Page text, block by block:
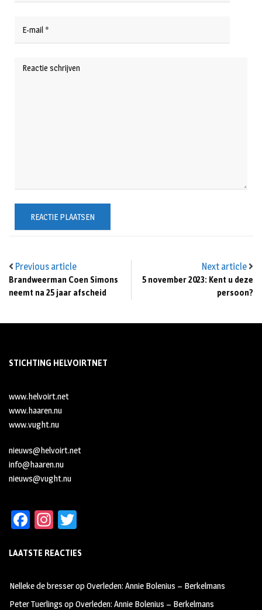
Previous article
Brandweerman Coen Simons
neemt na 25 jaar afscheid
Next article
5 november 2023: Kent u deze
persoon?
STICHTING HELVOIRTNET
www.helvoirt.net
www.haaren.nu
www.vught.nu
nieuws@helvoirt.net
info@haaren.nu
nieuws@vught.nu
Fa
b
oo
k
In
ag
m
tt
LAATSTE REACTIES
Nelleke de bresseropOverleden: Annie Bolenius – Berkelmans
Peter Tuerlings opOverleden: Annie Bolenius – Berkelmans